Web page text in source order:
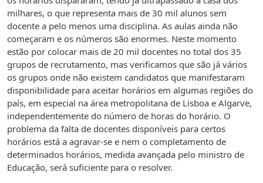
milhares, o que representa mais de 30 mil alunos sem
docente a pelo menos uma disciplina. As aulas ainda não
começaram e os números são enormes. Neste momento
estão por colocar mais de 20 mil docentes no total dos 35
grupos de recrutamento, mas verificamos que são já vários
os grupos onde não existem candidatos que manifestaram
disponibilidade para aceitar horários em algumas regiões do
país, em especial na área metropolitana de Lisboa e Algarve,
independentemente do número de horas do horário. O
problema da falta de docentes disponíveis para certos
horários está a agravar-se e nem o completamento de
determinados horários, medida avançada pelo ministro de
Educação, será suficiente para o resolver.